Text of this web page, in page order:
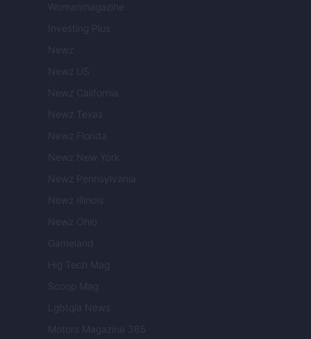
Womanmagazine
Investing Plus
Newz
Newz US
Newz California
Newz Texas
Newz Florida
Newz New York
Newz Pennsylvania
Newz Illinois
Newz Ohio
Gameland
Hig Tech Mag
Scoop Mag
Lgbtqia News
Motors Magazine 365